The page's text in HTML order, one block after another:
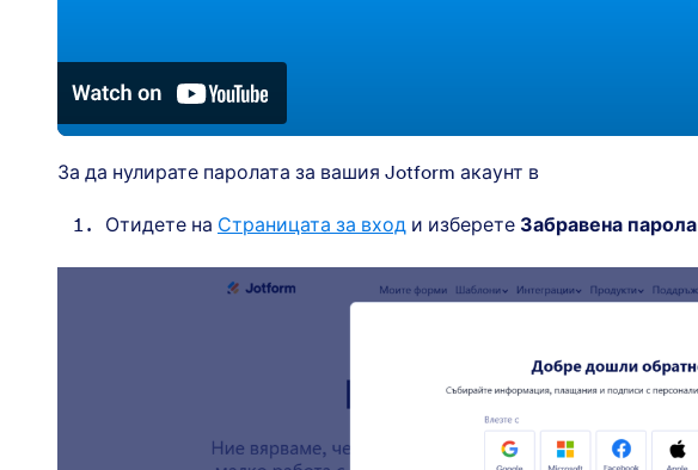
За да нулирате паролата за вашия Jotform акаунт в
Отидете на Страницата за вход и изберете Забравена парола